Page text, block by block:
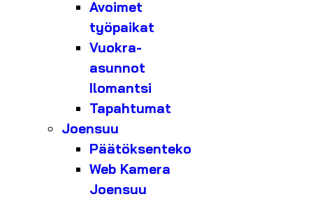
Avoimet
työpaikat
Vuokra-
asunnot
Ilomantsi
Tapahtumat
Joensuu
Päätöksenteko
Web Kamera
Joensuu